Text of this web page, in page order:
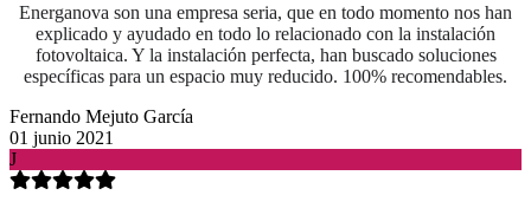
Energanova son una empresa seria, que en todo momento nos han
explicado y ayudado en todo lo relacionado con la instalación
fotovoltaica. Y la instalación perfecta, han buscado soluciones
específicas para un espacio muy reducido. 100% recomendables.
Fernando Mejuto García
01 junio 2021
J